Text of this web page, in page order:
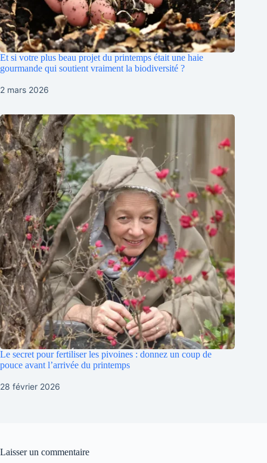
Et si votre plus beau projet du printemps était une haie
gourmande qui soutient vraiment la biodiversité ?
2 mars 2026
Le secret pour fertiliser les pivoines : donnez un coup de
pouce avant l’arrivée du printemps
28 février 2026
Laisser un commentaire